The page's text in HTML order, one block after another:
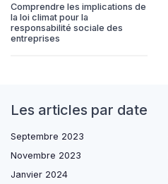
Comprendre les implications de
la loi climat pour la
responsabilité sociale des
entreprises
Les articles par date
Septembre 2023
Novembre 2023
Janvier 2024